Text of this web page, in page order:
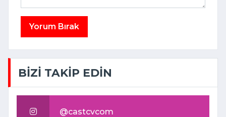
Yorum Bırak
BİZİ TAKİP EDİN
@castcvcom